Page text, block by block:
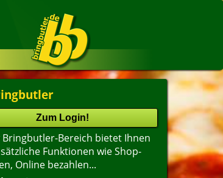
Bringbutler-Bereich bietet Ihnen
Funktionen wie Shop-
Online bezahlen...